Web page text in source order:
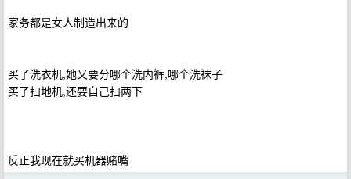
家务都是女人制造出来的
买了洗衣机,她又要分哪个洗内裤,哪个洗袜子
买了扫地机,还要自己扫两下
反正我现在就买机器赌嘴